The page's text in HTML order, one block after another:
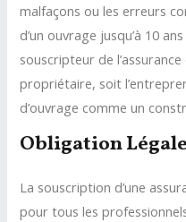
malfaçons ou les erreurs
d’un ouvrage jusqu’à 10
souscripteur de
propriétaire, soit
d’ouvrage comme un
Obligation Légale
La souscription d’une
pour tous les